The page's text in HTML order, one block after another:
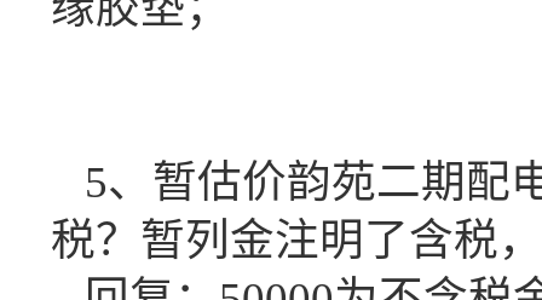
5、暂估价韵苑二期配
税？暂列金注明了含税